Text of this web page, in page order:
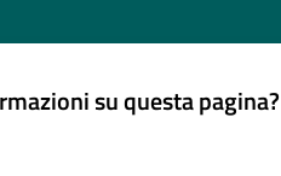
su questa pagina?